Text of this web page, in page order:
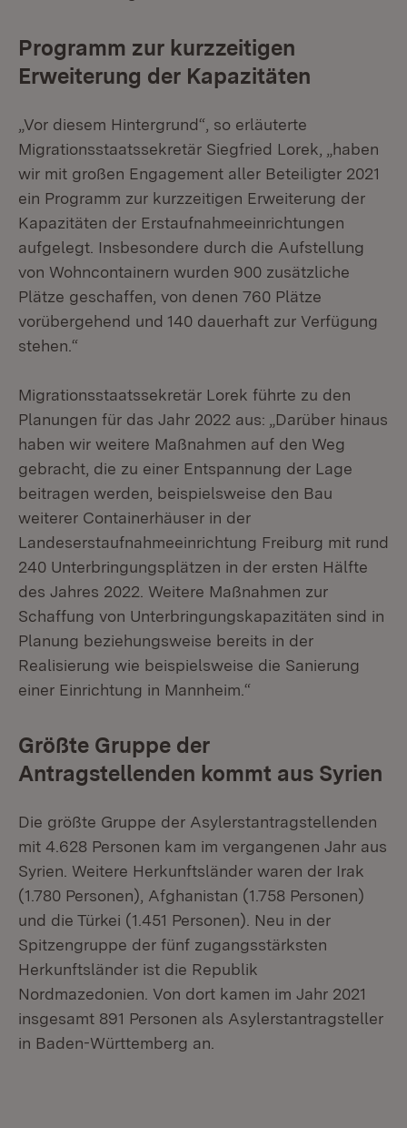
Programm zur kurzzeitigen
Erweiterung der Kapazitäten
„Vor diesem Hintergrund“, so erläuterte
Migrationsstaatssekretär Siegfried Lorek, „haben
wir mit großen Engagement aller Beteiligter 2021
ein Programm zur kurzzeitigen Erweiterung der
Kapazitäten der Erstaufnahmeeinrichtungen
aufgelegt. Insbesondere durch die Aufstellung
von Wohncontainern wurden 900 zusätzliche
Plätze geschaffen, von denen 760 Plätze
vorübergehend und 140 dauerhaft zur Verfügung
stehen.“
Migrationsstaatssekretär Lorek führte zu den
Planungen für das Jahr 2022 aus: „Darüber hinaus
haben wir weitere Maßnahmen auf den Weg
gebracht, die zu einer Entspannung der Lage
beitragen werden, beispielsweise den Bau
weiterer Containerhäuser in der
Landeserstaufnahmeeinrichtung Freiburg mit rund
240 Unterbringungsplätzen in der ersten Hälfte
des Jahres 2022. Weitere Maßnahmen zur
Schaffung von Unterbringungskapazitäten sind in
Planung beziehungsweise bereits in der
Realisierung wie beispielsweise die Sanierung
einer Einrichtung in Mannheim.“
Größte Gruppe der
Antragstellenden kommt aus Syrien
Die größte Gruppe der Asylerstantragstellenden
mit 4.628 Personen kam im vergangenen Jahr aus
Syrien. Weitere Herkunftsländer waren der Irak
(1.780 Personen), Afghanistan (1.758 Personen)
und die Türkei (1.451 Personen). Neu in der
Spitzengruppe der fünf zugangsstärksten
Herkunftsländer ist die Republik
Nordmazedonien. Von dort kamen im Jahr 2021
insgesamt 891 Personen als Asylerstantragsteller
in Baden-Württemberg an.